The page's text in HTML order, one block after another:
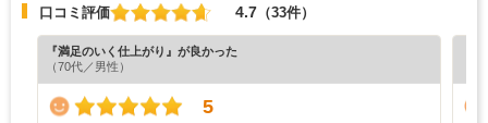
口コミ評価 4.7 （33件）
『満足のいく仕上がり』が良かった
（70代／男性）
5